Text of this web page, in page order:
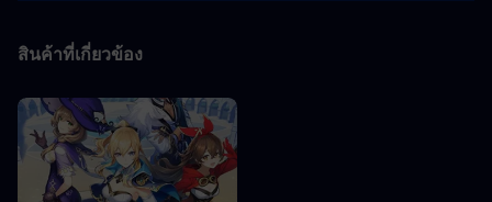
สินค้าที่เกี่ยวข้อง